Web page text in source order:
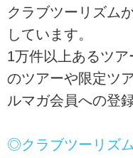
クラブツーリズム
しています。
1万件以上あるツ
のツアーや限定ツ
ルマガ会員への登
◎クラブツーリズ